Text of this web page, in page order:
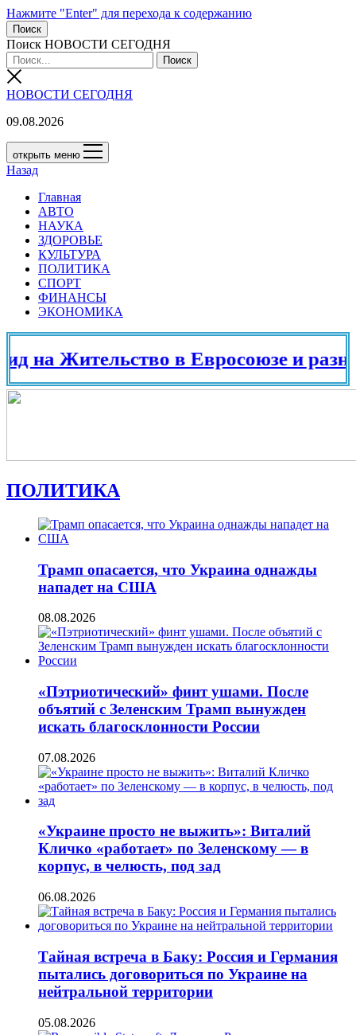
Нажмите "Enter" для перехода к содержанию
Поиск
Поиск НОВОСТИ СЕГОДНЯ
НОВОСТИ СЕГОДНЯ
09.08.2026
открыть меню
Назад
Главная
АВТО
НАУКА
ЗДОРОВЬЕ
КУЛЬТУРА
ПОЛИТИКА
СПОРТ
ФИНАНСЫ
ЭКОНОМИКА
Жительство в Евросоюзе и разных
ПОЛИТИКА
Трамп опасается, что Украина однажды
нападет на США
08.08.2026
«Пэтриотический» финт ушами. После
объятий с Зеленским Трамп вынужден
искать благосклонности России
07.08.2026
«Украине просто не выжить»: Виталий
Кличко «работает» по Зеленскому — в
корпус, в челюсть, под зад
06.08.2026
Тайная встреча в Баку: Россия и Германия
пытались договориться по Украине на
нейтральной территории
05.08.2026